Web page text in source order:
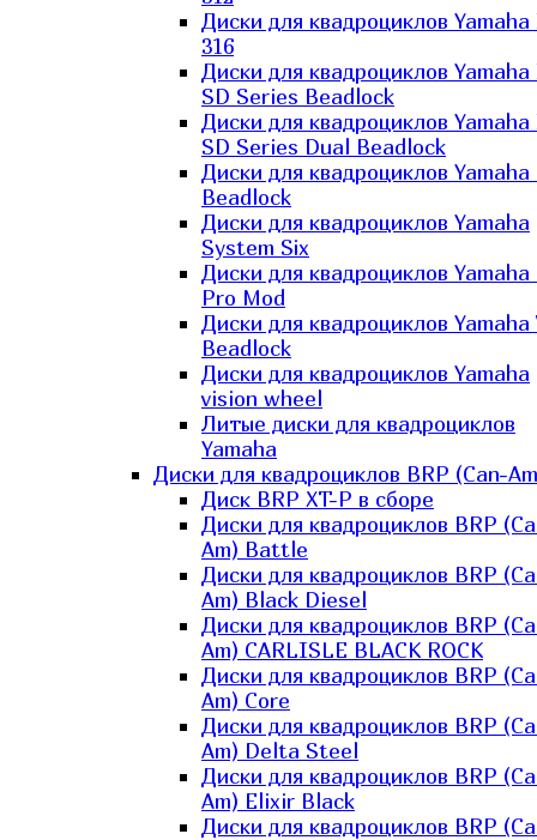
Диски для квадроциклов
316
Диски для квадроциклов
SD Series Beadlock
Диски для квадроциклов
SD Series Dual Beadlock
Диски для квадроциклов Yamaha
Beadlock
Диски для квадроциклов Yamaha
System Six
Диски для квадроциклов Yamaha
Pro Mod
Диски для квадроциклов Yamaha
Beadlock
Диски для квадроциклов Yamaha
vision wheel
Литые диски для квадроциклов
Yamaha
Диски для квадроциклов BRP (Can-
Диск BRP XT-P в сборе
Диски для квадроциклов BRP
Am) Battle
Диски для квадроциклов BRP
Am) Black Diesel
Диски для квадроциклов BRP
Am) CARLISLE BLACK ROCK
Диски для квадроциклов BRP
Am) Core
Диски для квадроциклов BRP
Am) Delta Steel
Диски для квадроциклов BRP
Am) Elixir Black
Диски для квадроциклов BRP